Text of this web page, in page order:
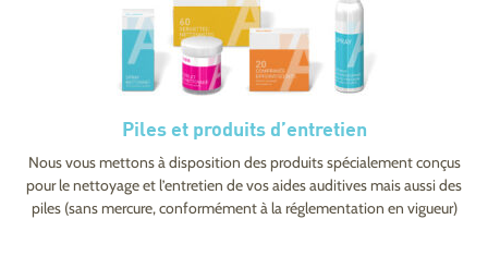
Piles et produits d’entretien
Nous vous mettons à disposition des produits spécialement conçus
pour le nettoyage et l’entretien de vos aides auditives mais aussi des
piles (sans mercure, conformément à la réglementation en vigueur)